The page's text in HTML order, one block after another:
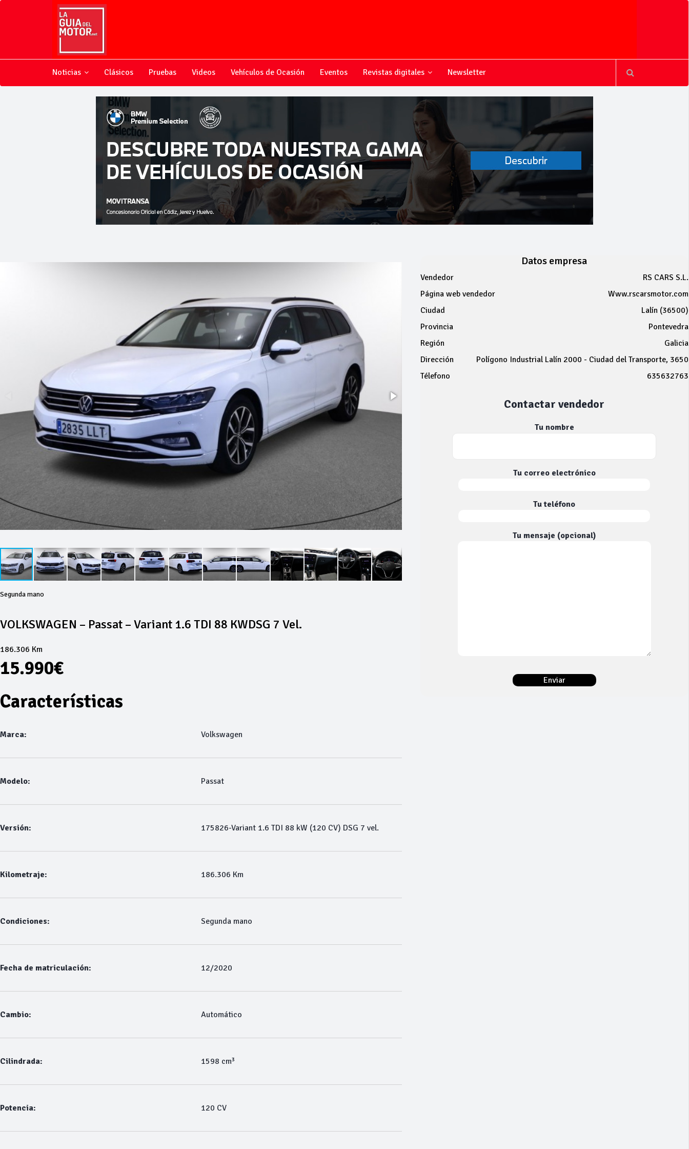
Noticias Clásicos Pruebas Videos Vehículos de Ocasión Eventos Revistas digitales Newsletter
Segunda mano
VOLKSWAGEN – Passat – Variant 1.6 TDI 88 KWDSG 7 Vel.
186.306 Km
15.990€
Características
Marca: Volkswagen
Modelo: Passat
Versión: 175826-Variant 1.6 TDI 88 kW (120 CV) DSG 7 vel.
Kilometraje: 186.306 Km
Condiciones: Segunda mano
Fecha de matriculación: 12/2020
Cambio: Automático
Cilindrada: 1598 cm³
Potencia: 120 CV
Datos empresa
Vendedor
RS CARS S.L.
Página web vendedor
Www.rscarsmotor.com
Ciudad
Lalín (36500)
Provincia
Pontevedra
Región
Galicia
Dirección
Polígono Industrial Lalín 2000 - Ciudad del Transporte, 3650
Télefono
635632763
Contactar vendedor
Tu nombre
Tu correo electrónico
Tu teléfono
Tu mensaje (opcional)